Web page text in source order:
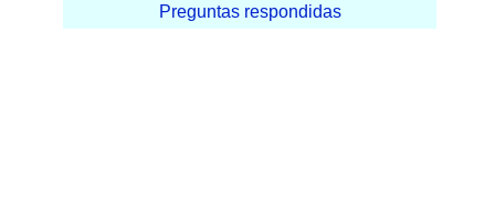
Preguntas respondidas